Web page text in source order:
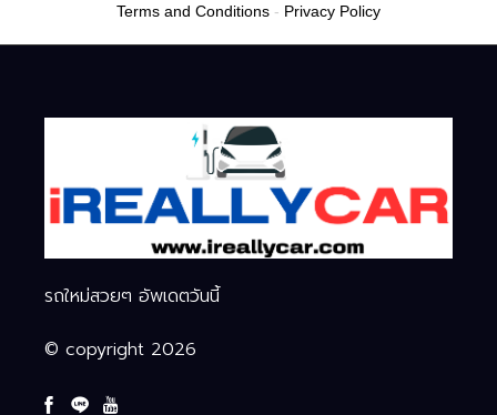
Terms and Conditions - Privacy Policy
รถใหม่สวยๆ อัพเดตวันนี้
© copyright 2026